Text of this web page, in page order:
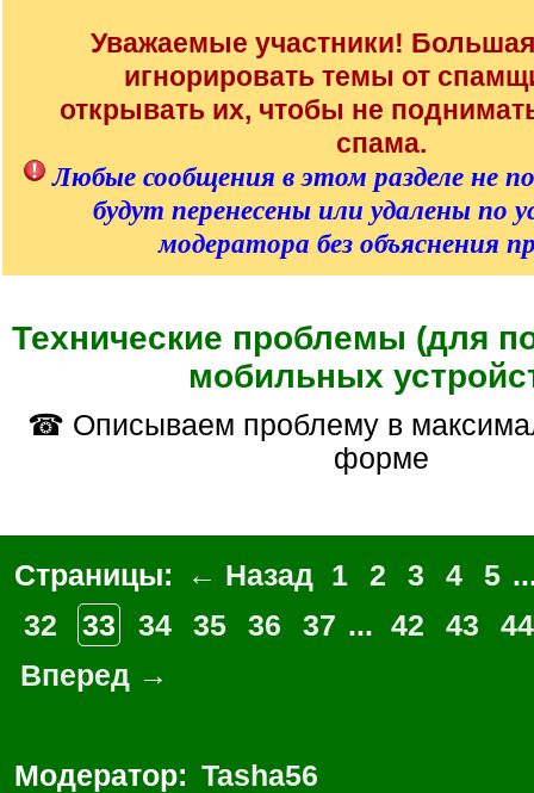
Уважаемые участники!
игнорировать темы от
открывать их, чтобы не
спама.
Любые сообщения в этом разделе не
будут перенесены или удалены по
модератора без объяснения
Технические проблемы (для
мобильных
☎ Описываем проблему в максимально понятной
форме
Страницы: ← Назад 1 2 3 4 5
32
33 34 35 36 37 ... 42 43
44
Вперед →
Модератор: Tasha56